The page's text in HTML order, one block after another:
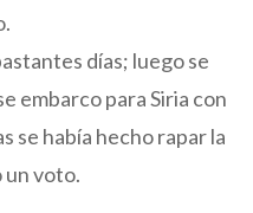
días; luego se
embarco para Siria con
se había hecho rapar la
un voto.